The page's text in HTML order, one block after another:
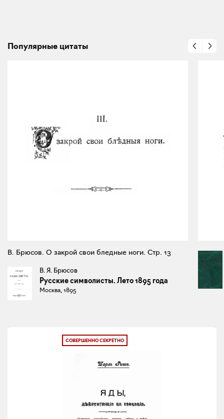
Популярные цитаты
В. Брюсов. О закрой свои бледные ноги. Стр. 13
В. Я. Брюсов
Русские символисты. Лето 1895 года
Москва, 1895
СОВЕРШЕННО СЕКРЕТНО